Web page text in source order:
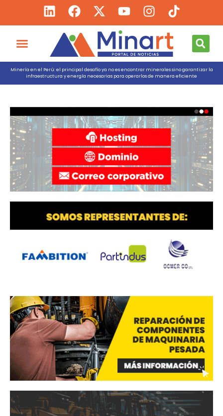
Minería en el Perú: el principal desafío ya no es encontrar minerales sino garantizar la
infraestructura y energía necesarias para operarlos de manera eficiente